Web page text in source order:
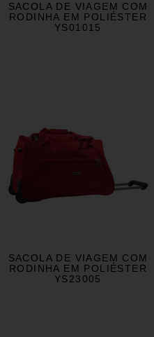
SACOLA DE VIAGEM COM
RODINHA EM POLIÉSTER
YS01015
SACOLA DE VIAGEM COM
RODINHA EM POLIÉSTER
YS23005